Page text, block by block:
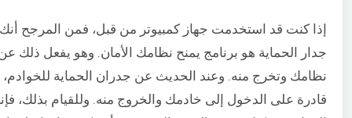
إذا كنت قد استخدمت جهاز كمبيوتر من قبل، فمن المرجح
جدار الحماية هو برنامج يمنح نظامك الأمان. وهو يفعل ذلك
نظامك وتخرج منه. وعند الحديث عن جدران الحماية
قادرة على الدخول إلى خادمك والخروج منه. وللقيام بذلك،